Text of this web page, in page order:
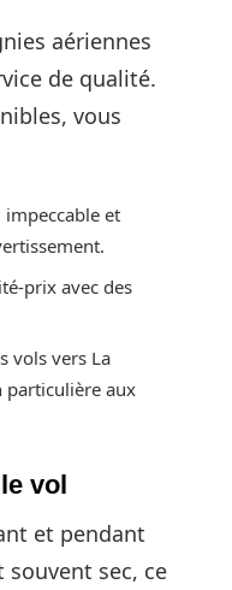
aériennes
de qualité.
vous
impeccable et
prix avec des
vols vers La
particulière aux
vol
et pendant
souvent sec, ce